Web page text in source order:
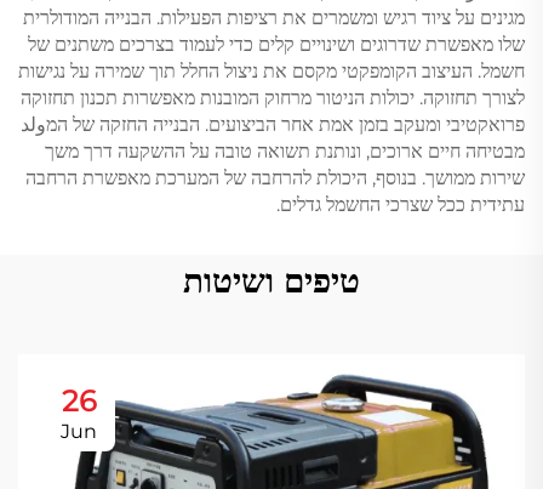
מגינים על ציוד רגיש ומשמרים את רציפות הפעילות. הבנייה המודולרית
שלו מאפשרת שדרוגים ושינויים קלים כדי לעמוד בצרכים משתנים של
חשמל. העיצוב הקומפקטי מקסם את ניצול החלל תוך שמירה על נגישות
לצורך תחזוקה. יכולות הניטור מרחוק המובנות מאפשרות תכנון תחזוקה
פרואקטיבי ומעקב בזמן אמת אחר הביצועים. הבנייה החזקה של המولد
מבטיחה חיים ארוכים, ונותנת תשואה טובה על ההשקעה דרך משך
שירות ממושך. בנוסף, היכולת להרחבה של המערכת מאפשרת הרחבה
עתידית ככל שצרכי החשמל גדלים.
טיפים ושיטות
26
Jun